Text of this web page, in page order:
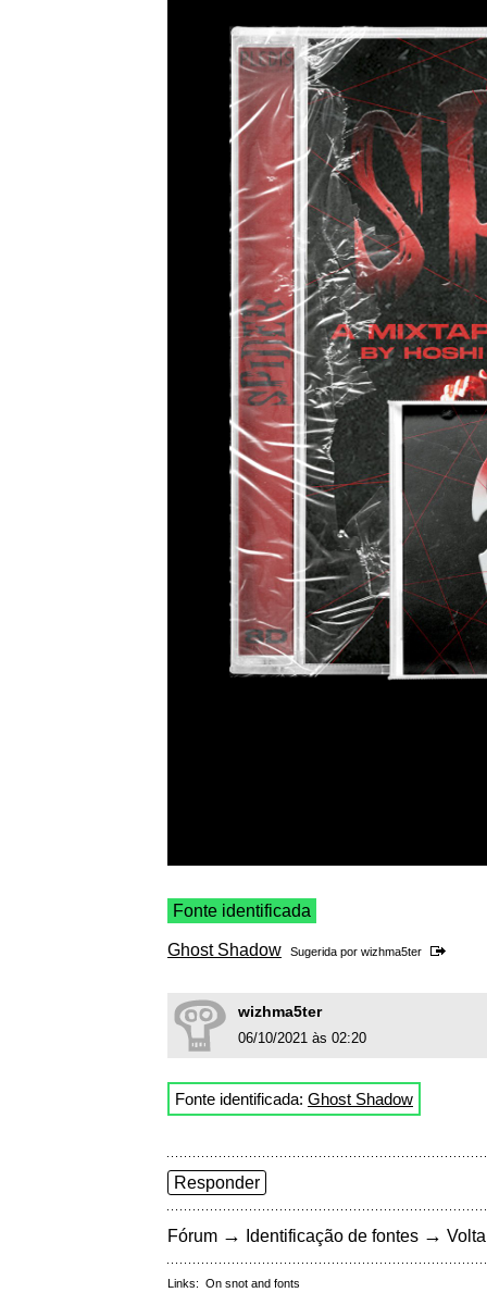
Fonte identificada
Ghost Shadow Sugerida por wizhma5ter
wizhma5ter
06/10/2021 às 02:20
Fonte identificada: Ghost Shadow
Responder
Fórum → Identificação de fontes →
Links: On snot and fonts